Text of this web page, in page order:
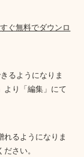
ぐ無料でダウンロ
るようになりま
より「編集」にて
るようになりま
さい。